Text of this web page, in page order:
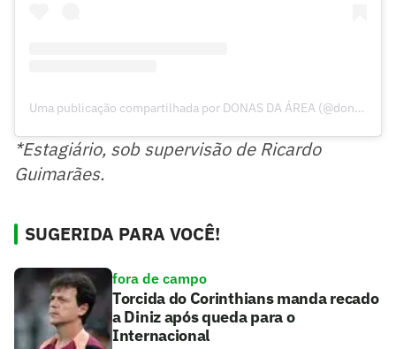
Uma publicação compartilhada por DONAS DA ÁREA (@donasdaarea)
*Estagiário, sob supervisão de Ricardo
Guimarães.
SUGERIDA PARA VOCÊ!
fora de campo
Torcida do Corinthians manda recado
a Diniz após queda para o
Internacional